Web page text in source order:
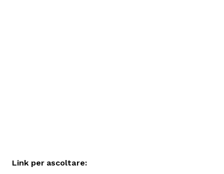
Link per ascoltare: